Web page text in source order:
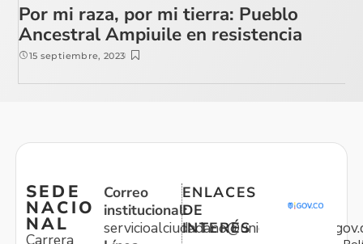
Por mi raza, por mi tierra: Pueblo
Ancestral Ampiuile en resistencia
15 septiembre, 2023
SEDE
NACIO
NAL
Carrera
Correo
institucional:
ENLACES
DE
INTERÉS